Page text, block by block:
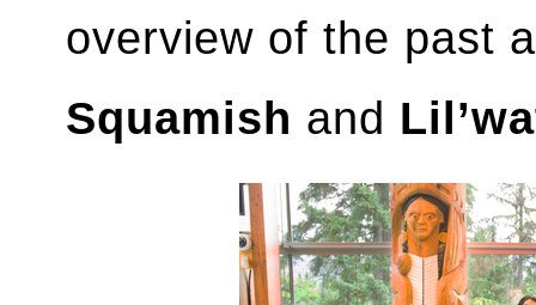
overview of the past
Squamish and